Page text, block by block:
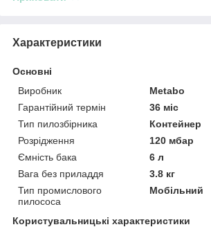
Характеристики
Основні
Виробник
Metabo
Гарантійний термін
36 міс
Тип пилозбірника
Контейнер
Розрідження
120 мбар
Ємність бака
6 л
Вага без приладдя
3.8 кг
Тип промислового
пилососа
Мобільний
Користувальницькі характеристики